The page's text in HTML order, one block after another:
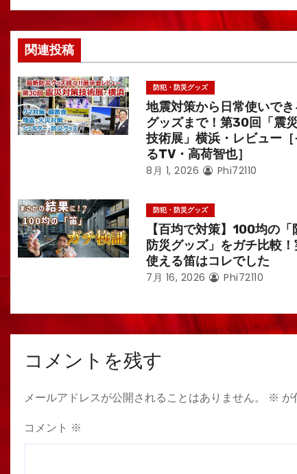
ン
関連投稿
防犯・防災グッズ
地震対策から日常使いでき
グッズまで！第30回「震
技術展」横浜・レビュー［
るTV・高荷智也］
8月 1, 2026 Phi72110
防犯・防災グッズ
【百均で対策】100均の「
防災グッズ」をガチ比較
使える笛はコレでした
7月 16, 2026 Phi72110
コメントを残す
メールアドレスが公開されることはありません。 ※ が
コメント ※